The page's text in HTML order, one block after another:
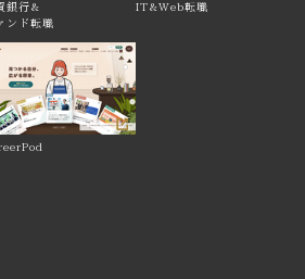
銀行&
ンド転職
IT&Web転職